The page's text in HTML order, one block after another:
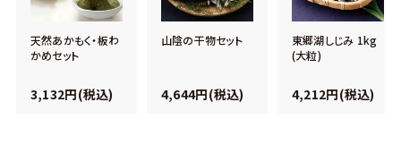
天然あかもく・板わ
かめセット
3,132円(税込)
山陰の干物セット
4,644円(税込)
東郷湖しじみ 1kg
(大粒)
4,212円(税込)